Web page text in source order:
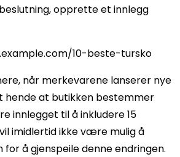
opprette et innlegg
10-beste-tursko
når merkevarene lanserer nye
hende at butikken bestemmer
innlegget til å inkludere 15
imidlertid ikke være mulig å
for å gjenspeile denne endringen.